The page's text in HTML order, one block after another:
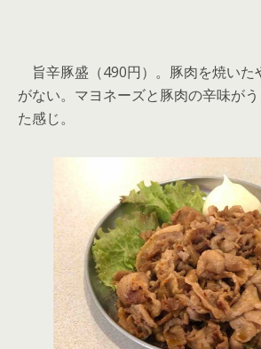
旨辛豚盛（490円）。豚肉を焼いた
がない。マヨネーズと豚肉の辛味が
た感じ。